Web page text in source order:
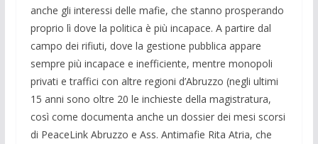
anche gli interessi delle mafie, che stanno prosperando
proprio lì dove la politica è più incapace. A partire dal
campo dei rifiuti, dove la gestione pubblica appare
sempre più incapace e inefficiente, mentre monopoli
privati e traffici con altre regioni d’Abruzzo (negli ultimi
15 anni sono oltre 20 le inchieste della magistratura,
così come documenta anche un dossier dei mesi scorsi
di PeaceLink Abruzzo e Ass. Antimafie Rita Atria, che